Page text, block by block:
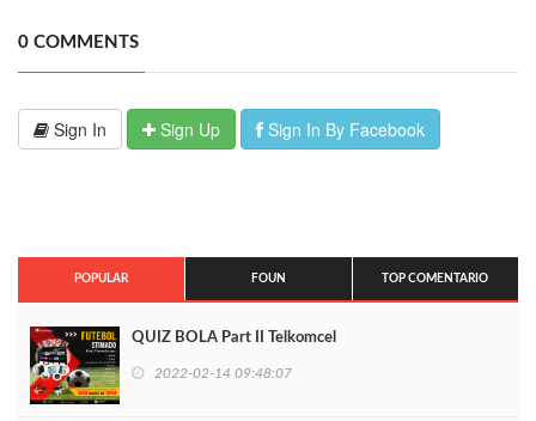
0 COMMENTS
Sign In Sign Up Sign In By Facebook
POPULAR FOUN TOP COMENTARIO
QUIZ BOLA Part II Telkomcel
2022-02-14 09:48:07